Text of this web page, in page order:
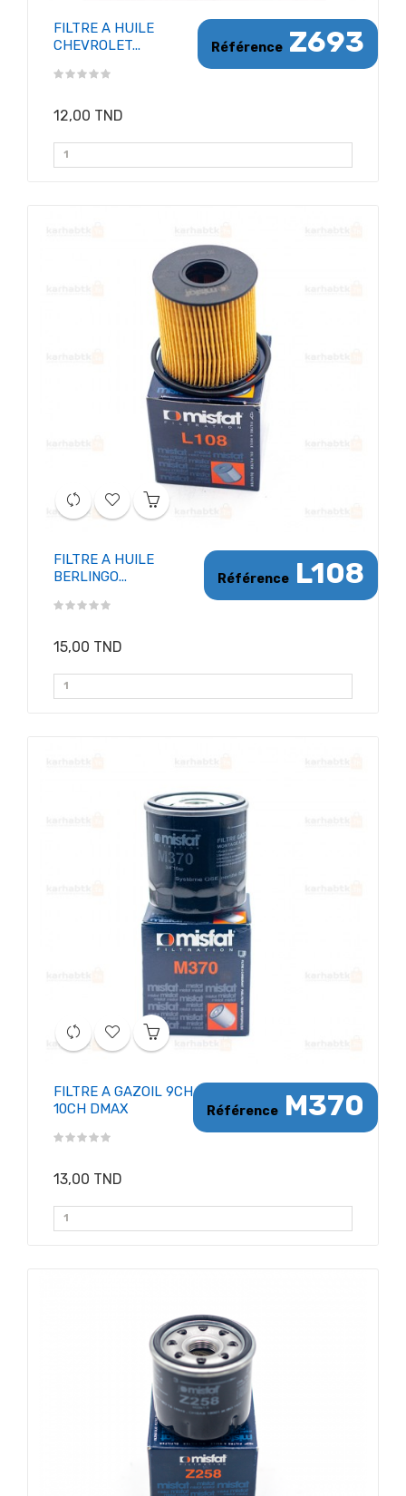
Référence Z693
FILTRE A HUILE
CHEVROLET...
12,00 TND
Référence L108
FILTRE A HUILE
BERLINGO...
15,00 TND
Référence M370
FILTRE A GAZOIL 9CH
10CH DMAX
13,00 TND